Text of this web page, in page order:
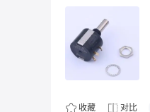
收藏 对比